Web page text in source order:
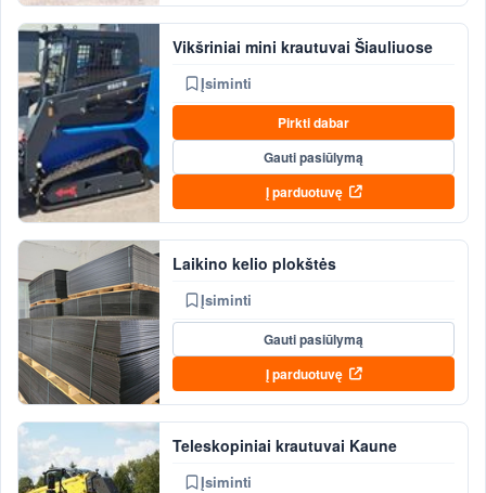
Vikšriniai mini krautuvai Šiauliuose
Įsiminti
Pirkti dabar
Gauti pasiūlymą
Į parduotuvę
Laikino kelio plokštės
Įsiminti
Gauti pasiūlymą
Į parduotuvę
Teleskopiniai krautuvai Kaune
Įsiminti